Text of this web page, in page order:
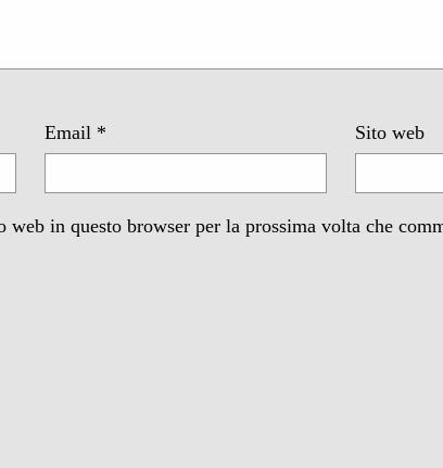
Email * Sito web
in questo browser per la prossima volta che